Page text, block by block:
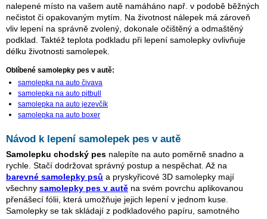
nalepené místo na vašem autě namáháno např. v podobě běžných
nečistot či opakovaným mytím. Na životnost nálepek má zároveň
vliv lepení na správně zvolený, dokonale očištěný a odmaštěný
podklad. Taktéž teplota podkladu při lepení samolepky ovlivňuje
délku životnosti samolepek.
Oblíbené samolepky pes v autě:
samolepka na auto čivava
samolepka na auto pitbull
samolepka na auto jezevčík
samolepka na auto boxer
Návod k lepení samolepek pes v autě
Samolepku chodský pes nalepíte na auto poměrně snadno a
rychle. Stačí dodržovat správný postup a nespěchat. Až na
barevné samolepky psů a pryskyřicové 3D samolepky mají
všechny samolepky pes v autě na svém povrchu aplikovanou
přenášecí fólii, která umožňuje jejich lepení v jednom kuse.
Samolepky se tak skládají z podkladového papíru, samotného